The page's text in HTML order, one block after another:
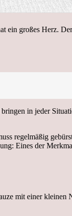
ein großes Herz.
in jeder
regelmäßig
Eines der
mit einer